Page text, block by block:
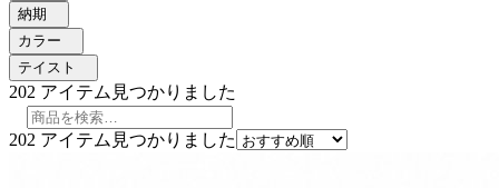
納期
カラー
テイスト
202 アイテム見つかりました
202 アイテム見つかりました